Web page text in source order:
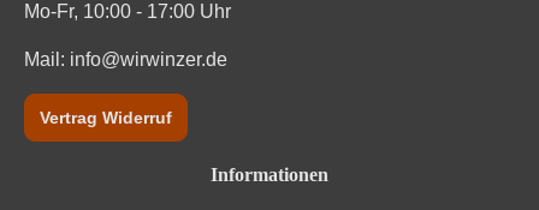
Mo-Fr, 10:00 - 17:00 Uhr
Mail: info@wirwinzer.de
Vertrag Widerruf
Informationen